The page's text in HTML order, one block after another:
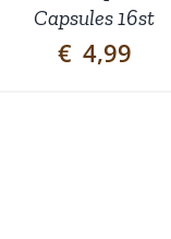
Capsules 16st
€ 4,99